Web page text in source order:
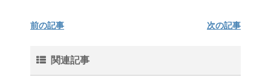
前の記事 次の記事
関連記事